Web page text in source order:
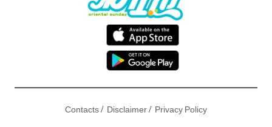
Contacts/ Disclaimer/ Privacy Policy